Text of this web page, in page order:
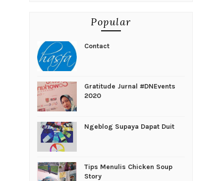
Popular
Contact
Gratitude Jurnal #DNEvents
2020
Ngeblog Supaya Dapat Duit
Tips Menulis Chicken Soup
Story